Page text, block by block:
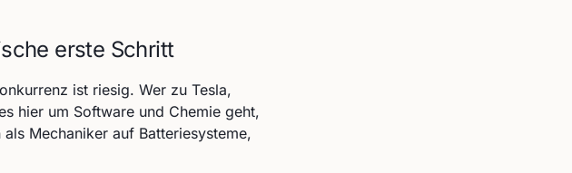
erste Schritt
ist riesig. Wer zu Tesla,
hier um Software und Chemie geht,
Mechaniker auf Batteriesysteme,